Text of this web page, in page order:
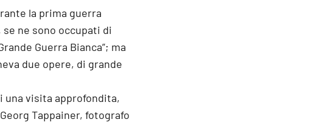
la prima guerra
ne sono occupati di
Guerra Bianca”; ma
due opere, di grande
una visita approfondita,
Tappainer, fotografo